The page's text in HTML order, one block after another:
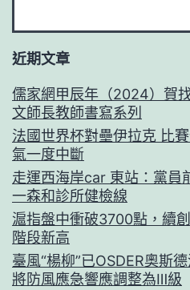
近期文章
儒家網甲辰年（2024）賀
文師長教師書寫系列
法國世界杯對壘伊拉克 比
氣一度中斷
走運西海岸car 東站：黨員
一森和診所健檢線
滬指盤中衝破3700點，續
階段新高
臺風“楊柳”已OSDER奧斯
將防風應急響應調整為Ⅲ級